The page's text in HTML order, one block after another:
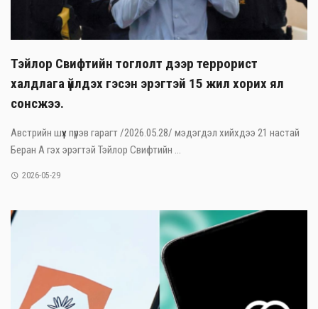
Тэйлор Свифтийн тоглолт дээр террорист
халдлага үйлдэх гэсэн эрэгтэй 15 жил хорих ял
сонсжээ.
Австрийн шүүх пүрэв гарагт /2026.05.28/ мэдэгдэл хийхдээ 21 настай
Беран А гэх эрэгтэй Тэйлор Свифтийн ...
2026-05-29